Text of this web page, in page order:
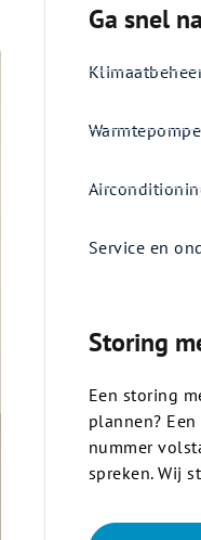
Ga snel
Service en
Storing
Een storing
plannen?
nummer
spreken. Wij